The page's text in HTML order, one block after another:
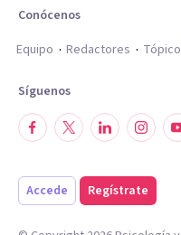
Conócenos
Equipo
Redactores
Síguenos
Accede Regístrate